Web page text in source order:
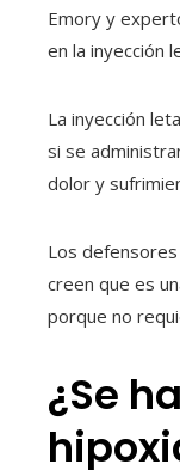
Emory y
en la inyección
La inyección
si se
dolor y
Los
creen que es
porque no
¿Se